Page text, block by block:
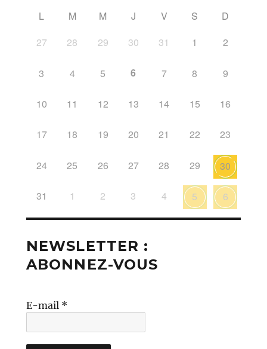
L M M J V S
D
27
28 29 30 31 1 2
3 4 5 6 7 8 9
10 11 12 13 14 15 16
17 18 19 20 21 22 23
24 25 26 27 28 29 30
31 1 2 3 4 5 6
NEWSLETTER :
ABONNEZ-VOUS
E-mail *